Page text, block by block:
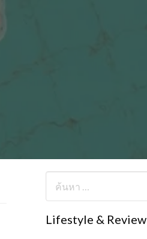
Lifestyle & Review